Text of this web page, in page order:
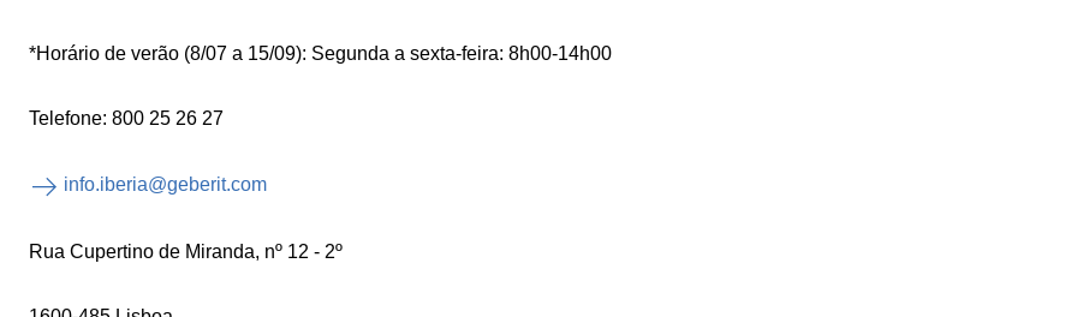
*Horário de verão (8/07 a 15/09): Segunda a sexta-feira: 8h00-14h00
Telefone: 800 25 26 27
info.iberia@geberit.com
Rua Cupertino de Miranda, nº 12 - 2º